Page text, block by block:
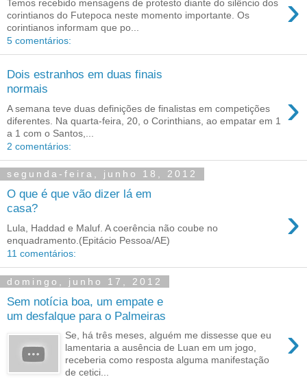
›
Temos recebido mensagens de protesto diante do silêncio dos
corintianos do Futepoca neste momento importante. Os
corintianos informam que po...
5 comentários:
Dois estranhos em duas finais
normais
›
A semana teve duas definições de finalistas em competições
diferentes. Na quarta-feira, 20, o Corinthians, ao empatar em 1
a 1 com o Santos,...
2 comentários:
segunda-feira, junho 18, 2012
O que é que vão dizer lá em
casa?
›
Lula, Haddad e Maluf. A coerência não coube no
enquadramento.(Epitácio Pessoa/AE)
11 comentários:
domingo, junho 17, 2012
Sem notícia boa, um empate e
um desfalque para o Palmeiras
›
Se, há três meses, alguém me dissesse que eu
lamentaria a ausência de Luan em um jogo,
receberia como resposta alguma manifestação
de cetici...